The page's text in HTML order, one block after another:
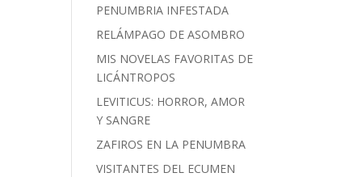
PENUMBRIA INFESTADA
RELÁMPAGO DE ASOMBRO
MIS NOVELAS FAVORITAS DE
LICÁNTROPOS
LEVITICUS: HORROR, AMOR
Y SANGRE
ZAFIROS EN LA PENUMBRA
VISITANTES DEL ECUMEN